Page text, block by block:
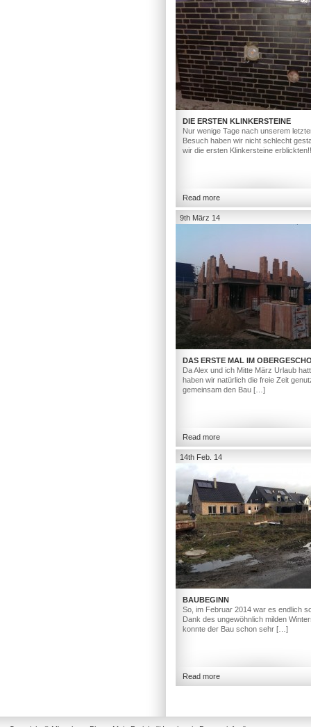
DIE ERSTEN KLINKERSTEINE
Nur wenige Tage nach unserem
Besuch haben wir nicht schlecht
wir die ersten Klinkersteine
Read more
9th März 14
DAS ERSTE MAL IM
Da Alex und ich Mitte März Urlaub
haben wir natürlich die freie Zeit
gemeinsam den Bau […]
Read more
14th Feb. 14
BAUBEGINN
So, im Februar 2014 war es endlich
Dank des ungewöhnlich milden
konnte der Bau schon sehr […]
Read more